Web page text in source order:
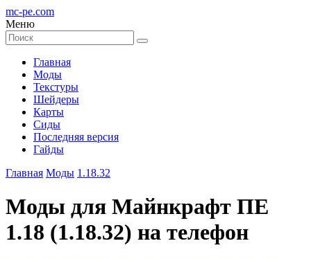
mc-pe.com
Меню
Главная
Моды
Текстуры
Шейдеры
Карты
Сиды
Последняя версия
Гайды
Главная Моды 1.18.32
Моды для Майнкрафт ПЕ
1.18 (1.18.32) на телефон